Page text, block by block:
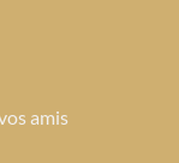
amis